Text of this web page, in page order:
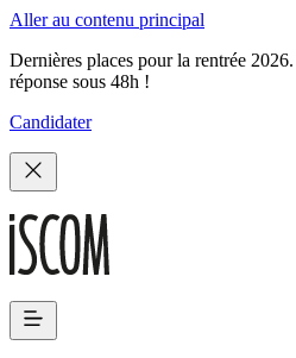
Aller au contenu principal
Dernières places pour la rentrée
réponse sous 48h !
Candidater